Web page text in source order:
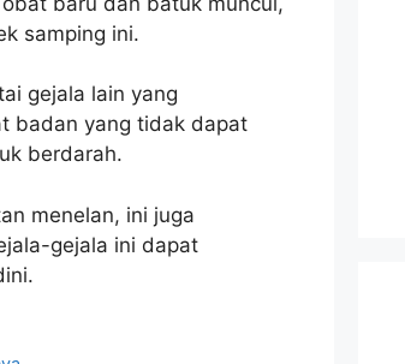
samping ini.
gejala lain yang
badan yang tidak dapat
berdarah.
menelan, ini juga
gejala ini dapat